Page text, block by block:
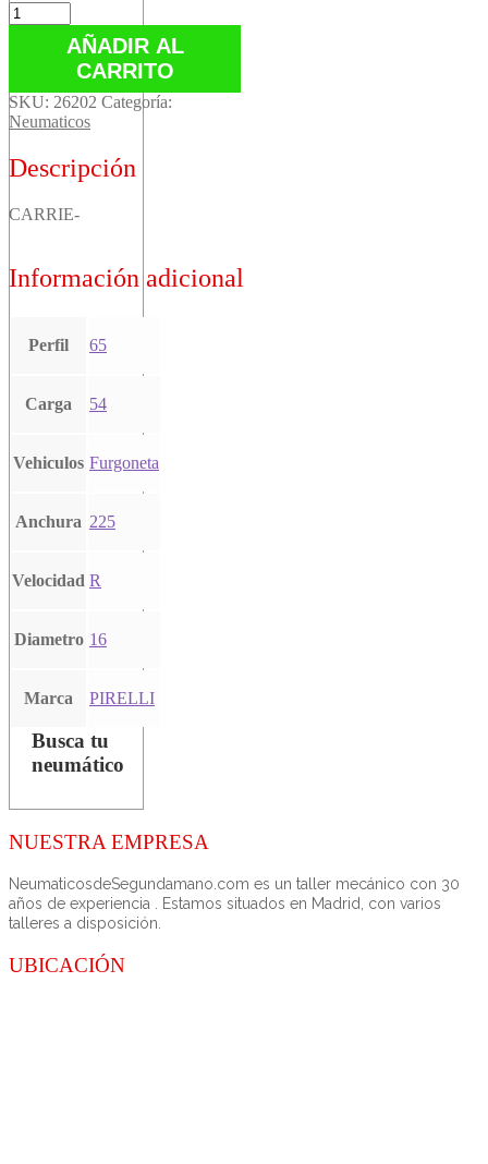
CARRIE-
cantidad
AÑADIR AL
CARRITO
SKU: 26202 Categoría:
Neumaticos
Descripción
CARRIE-
Información adicional
Perfil 65
Carga 54
Vehiculos Furgoneta
Anchura 225
Velocidad R
Diametro 16
Marca PIRELLI
Busca tu
neumático
NUESTRA EMPRESA
NeumaticosdeSegundamano.com es un taller mecánico con 30
años de experiencia . Estamos situados en Madrid, con varios
talleres a disposición.
UBICACIÓN